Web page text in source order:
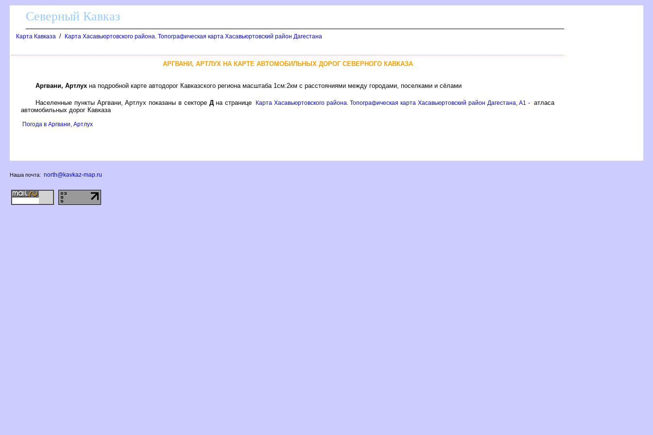
Северный Кавказ
Карта Кавказа / Карта Хасавьюртовского района. Топографическая карта Хасавьюртовский район Дагестана
АРГВАНИ, АРТЛУХ НА КАРТЕ АВТОМОБИЛЬНЫХ ДОРОГ СЕВЕРНОГО КАВКАЗА
Аргвани, Артлух на подробной карте автодорог Кавказского региона масштаба 1см:2км с расстояниями между городами, поселками и сёлами
Населенные пункты Аргвани, Артлух показаны в секторе Дна странице Карта Хасавьюртовского района. Топографическая карта Хасавьюртовский район Дагестана, A1 - атласа
автомобильных дорог Кавказа
Погода в Аргвани, Артлух
Наша почта: north@kavkaz-map.ru